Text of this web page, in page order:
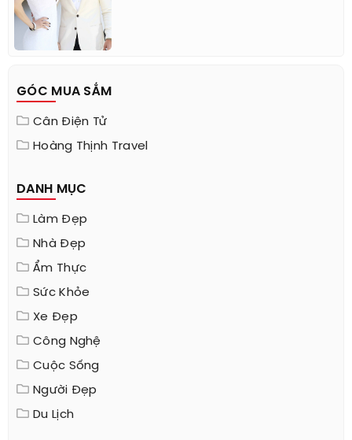
GÓC MUA SẮM
Cân Điện Tử
Hoàng Thịnh Travel
DANH MỤC
Làm Đẹp
Nhà Đẹp
Ẩm Thực
Sức Khỏe
Xe Đẹp
Công Nghệ
Cuộc Sống
Người Đẹp
Du Lịch